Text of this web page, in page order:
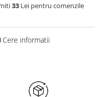
33Lei pentru comenzile
Cere informatii